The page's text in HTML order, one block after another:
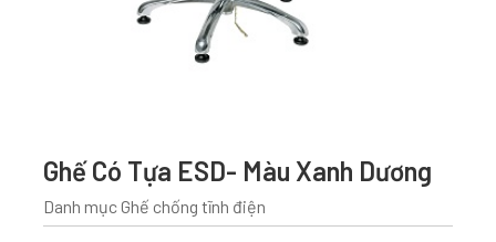
Ghế Có Tựa ESD- Màu Xanh Dương
Danh mụcGhế chống tĩnh điện